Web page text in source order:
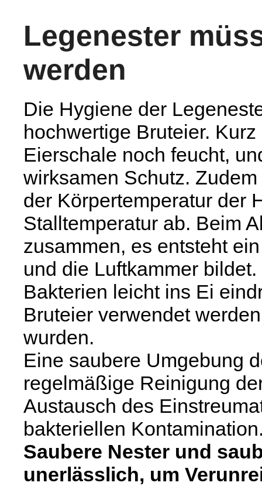
Legenester
werden
Die Hygiene der
hochwertige Bruteier.
Eierschale noch feucht,
wirksamen Schutz.
der Körpertemperatur der
Stalltemperatur ab. Beim
zusammen, es entsteht
und die Luftkammer
Bakterien leicht ins Ei
Bruteier verwendet
wurden.
Eine saubere Umgebung
regelmäßige Reinigung
Austausch des
bakteriellen
Saubere Nester und
unerlässlich, um